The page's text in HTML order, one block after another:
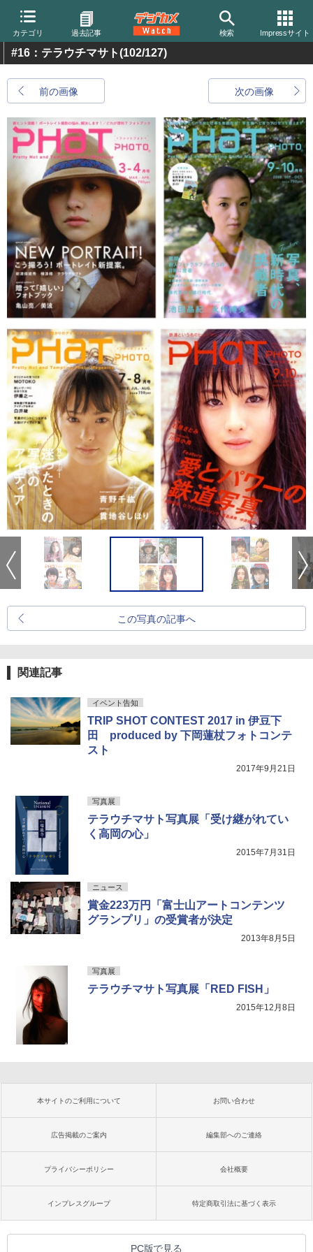
カテゴリ 過去記事 検索 Impressサイト
#16：テラウチマサト(102/127)
前の画像 次の画像
この写真の記事へ
関連記事
イベント告知
TRIP SHOT CONTEST 2017 in 伊豆下
田 produced by 下岡蓮杖フォトコンテ
スト
2017年9月21日
写真展
テラウチマサト写真展「受け継がれてい
く高岡の心」
2015年7月31日
ニュース
賞金223万円「富士山アートコンテンツ
グランプリ」の受賞者が決定
2013年8月5日
写真展
テラウチマサト写真展「RED FISH」
2015年12月8日
本サイトのご利用について お問い合わせ
広告掲載のご案内 編集部へのご連絡
プライバシーポリシー 会社概要
インプレスグループ 特定商取引法に基づく表示
PC版で見る